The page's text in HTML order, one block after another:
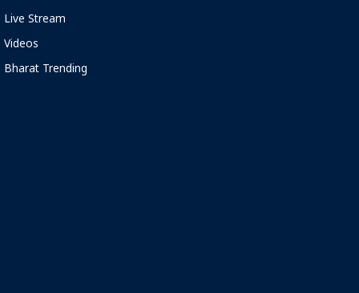
Live Stream
Videos
Bharat Trending